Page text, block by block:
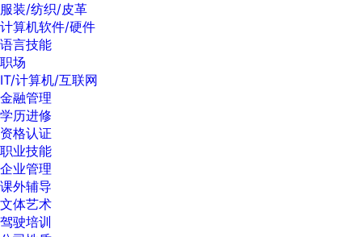
服装/纺织/皮革
计算机软件/硬件
语言技能
职场
IT/计算机/互联网
金融管理
学历进修
资格认证
职业技能
企业管理
课外辅导
文体艺术
驾驶培训